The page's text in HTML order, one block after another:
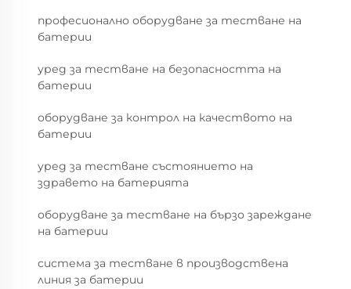
професионално оборудване за тестване на
батерии
уред за тестване на безопасността на
батерии
оборудване за контрол на качеството на
батерии
уред за тестване състоянието на
здравето на батерията
оборудване за тестване на бързо зареждане
на батерии
система за тестване в производствена
линия за батерии